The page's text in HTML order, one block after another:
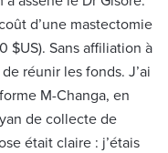
d’une mastectomie
Sans affiliation à
réunir les fonds. J’ai
M-Changa, en
de collecte de
était claire : j’étais